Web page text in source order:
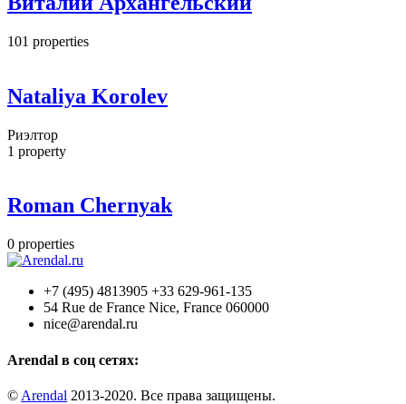
101 properties
Nataliya Korolev
Риэлтор
1 property
Roman Chernyak
0 properties
+7 (495) 4813905 +33 629-961-135
54 Rue de France Nice, France 060000
nice@arendal.ru
Arendal в соц сетях:
© Arendal 2013-2020. Все права защищены.